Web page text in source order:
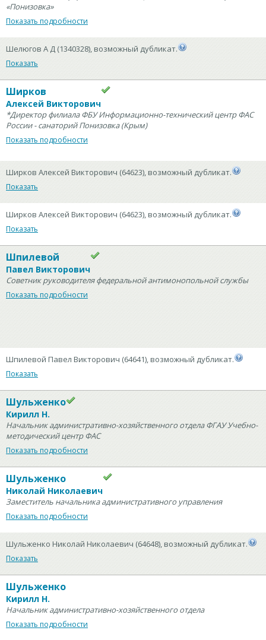
«Понизовка»
Показать подробности
Шелюгов А Д (1340328), возможный дубликат.
Показать
Ширков
Алексей Викторович
*Директор филиала ФБУ Информационно-технический центр ФАС
России - санаторий Понизовка (Крым)
Показать подробности
Ширков Алексей Викторович (64623), возможный дубликат.
Показать
Ширков Алексей Викторович (64623), возможный дубликат.
Показать
Шпилевой
Павел Викторович
Советник руководителя федеральной антимонопольной службы
Показать подробности
Шпилевой Павел Викторович (64641), возможный дубликат.
Показать
Шульженко
Кирилл Н.
Начальник административно-хозяйственного отдела ФГАУ Учебно-
методический центр ФАС
Показать подробности
Шульженко
Николай Николаевич
Заместитель начальника административного управления
Показать подробности
Шульженко Николай Николаевич (64648), возможный дубликат.
Показать
Шульженко
Кирилл Н.
Начальник административно-хозяйственного отдела
Показать подробности